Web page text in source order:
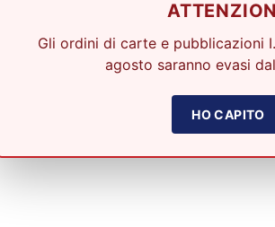
Gli ordini di carte e pubblicazioni
agosto saranno evasi
HO CAPITO